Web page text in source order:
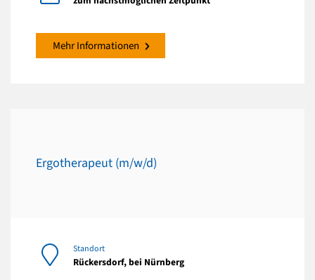
Mehr Informationen
Ergotherapeut (m/w/d)
Standort
Rückersdorf, bei Nürnberg